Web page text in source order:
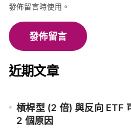
發佈留言時使用。
近期文章
槓桿型 (2 倍) 與反向 ETF
2 個原因